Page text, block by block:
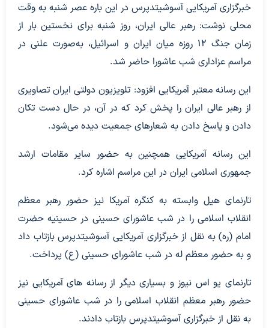
خبرگزاری آمریکایی آسوشیتدپرس در این باره عصر شنبه به وقت
محلی نوشت: رهبر عالی ایران، روز شنبه برای نخستین بار از
زمان جنگ ۱۲ روزه میان ایران و اسرائیل، به‌صورت علنی در
مراسم عزاداری شب عاشورا حاضر شد.
این رسانه معتبر آمریکایی افزود: تلویزیون دولتی ایران تصاویری
از رهبر عالی ایران را پخش کرد که در آن، در حال دست‌ تکان
دادن و پاسخ دادن به شعارهای جمعیت دیده می‌شود.
این رسانه آمریکایی همچنین به حضور سایر مقامات ارشد
جمهوری اسلامی ایران در این مراسم اشاره کرد.
تارنمای هیل وابسته به کنگره آمریکا نیز حضور رهبر معظم
انقلاب اسلامی را در شب عاشورای حسینی در حسینیه حضرت
امام (ره) به نقل از خبرگزاری آمریکایی آسوشیتدپرس بازتاب داد
و به حضور معظم له در شب عاشورای حسینی (ع) پرداخت.
تارنمای یو اس نیوز و بسیاری دیگر از رسانه های آمریکایی نیز
حضور رهبر معظم انقلاب اسلامی را در شب عاشورای حسینی
به نقل از خبرگزاری آسوشیتدپرس بازتاب دادند.